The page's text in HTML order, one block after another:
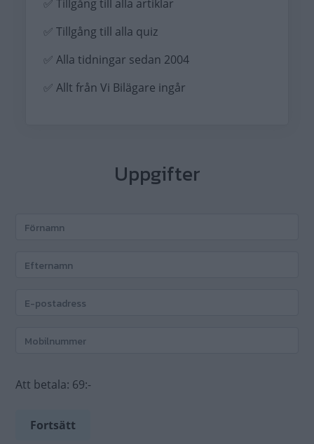
✅ Tillgång till alla artiklar
✅ Tillgång till alla quiz
✅ Alla tidningar sedan 2004
✅ Allt från Vi Bilägare ingår
Uppgifter
Att betala: 69:-
Fortsätt